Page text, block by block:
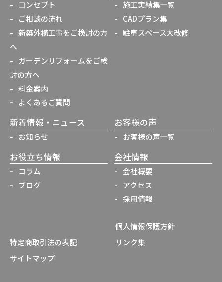
個人情報保護方針
特定商取引法の表記
リンク集
サイトマップ
コンセプト
ご相談の流れ
新築外構工事をご検討の方
へ
ガーデンリフォームをご検
討の方へ
料金案内
よくあるご質問
施工実績集一覧
CADプラン集
駐車スペース大改修
新着情報・ニュース
お知らせ
お客様の声
お客様の声一覧
お役立ち情報
コラム
ブログ
会社情報
会社概要
アクセス
採用情報